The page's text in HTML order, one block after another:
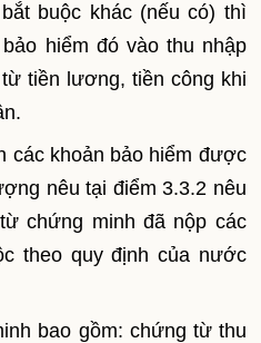
buộc khác (nếu có) thì
hiểm đó vào thu nhập
tiền lương, tiền công khi
các khoản bảo hiểm được
nêu tại điểm 3.3.2 nêu
chứng minh đã nộp các
theo quy định của nước
bao gồm: chứng từ thu